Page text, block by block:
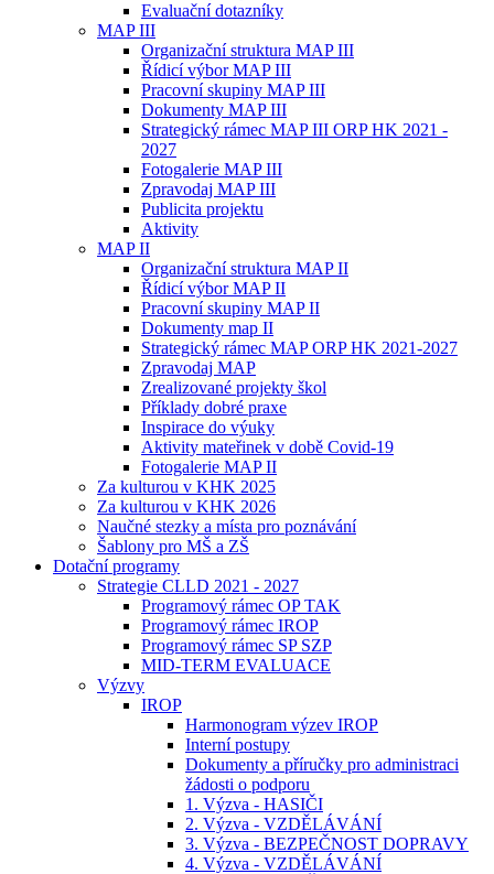
Evaluační dotazníky
MAP III
Organizační struktura MAP III
Řídicí výbor MAP III
Pracovní skupiny MAP III
Dokumenty MAP III
Strategický rámec MAP III ORP HK 2021 -
2027
Fotogalerie MAP III
Zpravodaj MAP III
Publicita projektu
Aktivity
MAP II
Organizační struktura MAP II
Řídicí výbor MAP II
Pracovní skupiny MAP II
Dokumenty map II
Strategický rámec MAP ORP HK 2021-2027
Zpravodaj MAP
Zrealizované projekty škol
Příklady dobré praxe
Inspirace do výuky
Aktivity mateřinek v době Covid-19
Fotogalerie MAP II
Za kulturou v KHK 2025
Za kulturou v KHK 2026
Naučné stezky a místa pro poznávání
Šablony pro MŠ a ZŠ
Dotační programy
Strategie CLLD 2021 - 2027
Programový rámec OP TAK
Programový rámec IROP
Programový rámec SP SZP
MID-TERM EVALUACE
Výzvy
IROP
Harmonogram výzev IROP
Interní postupy
Dokumenty a příručky pro administraci
žádosti o podporu
1. Výzva - HASIČI
2. Výzva - VZDĚLÁVÁNÍ
3. Výzva - BEZPEČNOST DOPRAVY
4. Výzva - VZDĚLÁVÁNÍ